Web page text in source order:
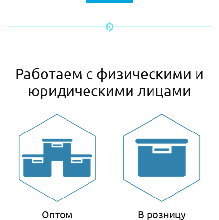
Работаем с физическими и
юридическими лицами
Оптом В розницу